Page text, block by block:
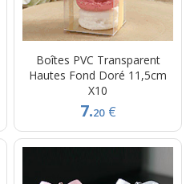
Boîtes PVC Transparent
Hautes Fond Doré 11,5cm
X10
7.20 €